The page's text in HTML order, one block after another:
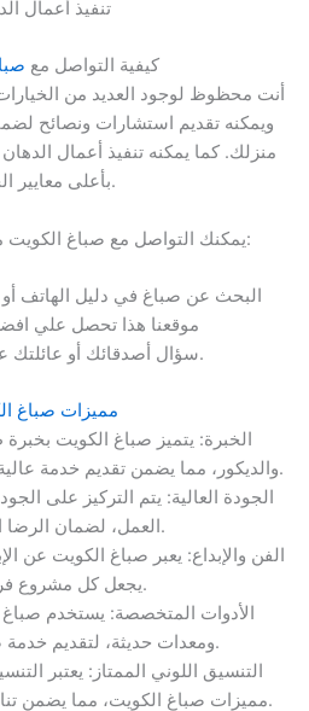
تنفيذ أعمال
كيفية التواصل مع
أنت محظوظ لوجود العديد من
ويمكنه تقديم استشارات ونصائح
منزلك. كما يمكنه تنفيذ أعمال
بأعلى معايير الجودة.
يمكنك التواصل مع صباغ الكويت من خلال عدة طرق منها:
البحث عن صباغ في دليل الهاتف أو
موقعنا هذا تحصل علي
سؤال أصدقائك أو عائلتك عن صباغ يثقون به.
مميزات صباغ
الخبرة: يتميز صباغ الكويت
والديكور، مما يضمن تقديم خدمة عالية الجودة وفقاً لأعلى المعايير.
الجودة العالية: يتم التركيز على
العمل، لضمان الرضا التام للعملاء.
الفن والإبداع: يعبر صباغ الكويت عن
يجعل كل مشروع فريد ومميز.
الأدوات المتخصصة: يستخدم
ومعدات حديثة، لتقديم خدمة صباغة فعالة وجذابة.
التنسيق اللوني الممتاز: يعتبر
مميزات صباغ الكويت، مما يضمن تناغم الألوان والنتائج الجميلة.